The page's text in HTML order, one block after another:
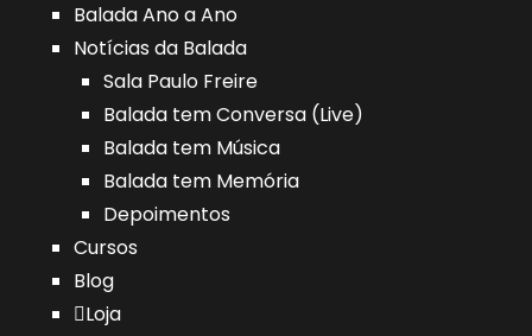
Balada Ano a Ano
Notícias da Balada
Sala Paulo Freire
Balada tem Conversa (Live)
Balada tem Música
Balada tem Memória
Depoimentos
Cursos
Blog
Loja